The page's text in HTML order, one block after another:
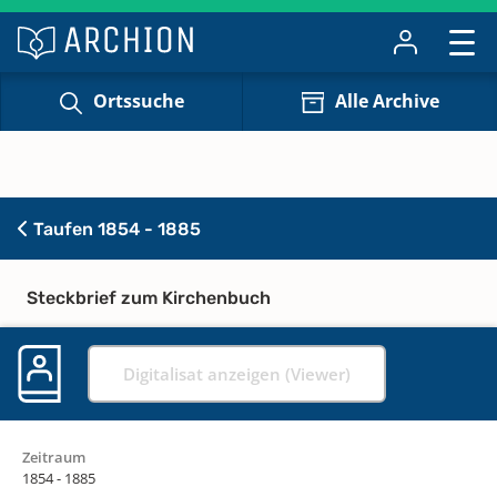
Ortssuche Alle Archive
Taufen 1854 - 1885
Steckbrief zum Kirchenbuch
Digitalisat anzeigen (Viewer)
Zeitraum
1854 - 1885